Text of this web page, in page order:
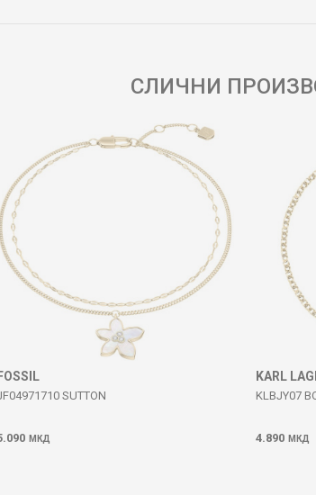
СЛИЧНИ
FOSSIL
SUTTON
МКД
KARL
KLBJY07
4.890 МКД